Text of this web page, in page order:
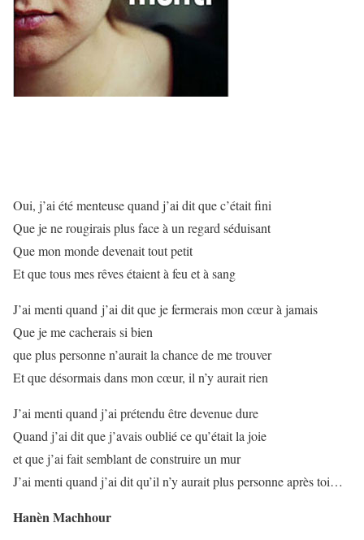
Oui, j’ai été menteuse quand j’ai dit que c’était fini
Que je ne rougirais plus face à un regard séduisant
Que mon monde devenait tout petit
Et que tous mes rêves étaient à feu et à sang
J’ai menti quand j’ai dit que je fermerais mon cœur à jamais
Que je me cacherais si bien
que plus personne n’aurait la chance de me trouver
Et que désormais dans mon cœur, il n’y aurait rien
J’ai menti quand j’ai prétendu être devenue dure
Quand j’ai dit que j’avais oublié ce qu’était la joie
et que j’ai fait semblant de construire un mur
J’ai menti quand j’ai dit qu’il n’y aurait plus personne après toi…
Hanèn Machhour